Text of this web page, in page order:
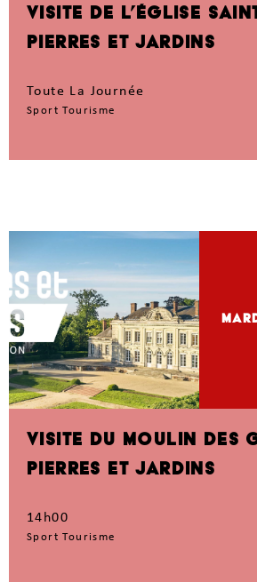
VISITE DE L’ÉGLISE
PIERRES ET JARDINS
Toute La Journée
Sport Tourisme
VISITE DU MOULIN DES
PIERRES ET JARDINS
14h00
Sport Tourisme